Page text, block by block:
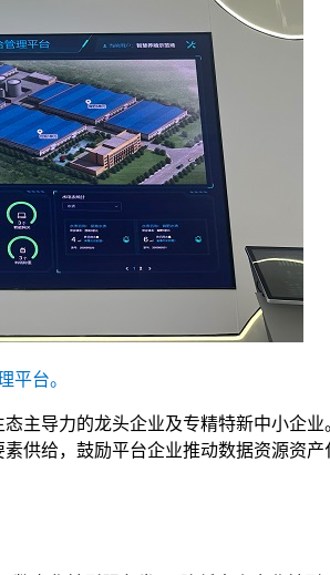
平台。
主导力的龙头企业及专精特新中小企
供给，鼓励平台企业推动数据资源资产